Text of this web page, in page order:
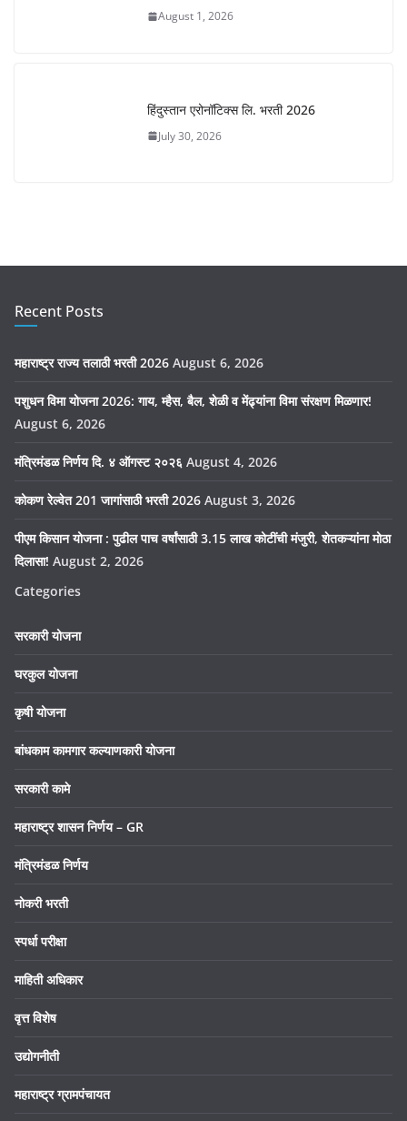
August 1, 2026
हिंदुस्तान एरोनॉटिक्स लि. भरती 2026
July 30, 2026
Recent Posts
महाराष्ट्र राज्य तलाठी भरती 2026 August 6, 2026
पशुधन विमा योजना 2026: गाय, म्हैस, बैल, शेळी व मेंढ्यांना विमा संरक्षण मिळणार!
August 6, 2026
मंत्रिमंडळ निर्णय दि. ४ ऑगस्ट २०२६ August 4, 2026
कोकण रेल्वेत 201 जागांसाठी भरती 2026 August 3, 2026
पीएम किसान योजना : पुढील पाच वर्षांसाठी 3.15 लाख कोटींची मंजुरी, शेतकऱ्यांना मोठा
दिलासा! August 2, 2026
Categories
सरकारी योजना
घरकुल योजना
कृषी योजना
बांधकाम कामगार कल्याणकारी योजना
सरकारी कामे
महाराष्ट्र शासन निर्णय – GR
मंत्रिमंडळ निर्णय
नोकरी भरती
स्पर्धा परीक्षा
माहिती अधिकार
वृत्त विशेष
उद्योगनीती
महाराष्ट्र ग्रामपंचायत